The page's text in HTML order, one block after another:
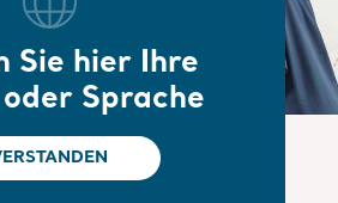
Sie hier Ihre
oder Sprache